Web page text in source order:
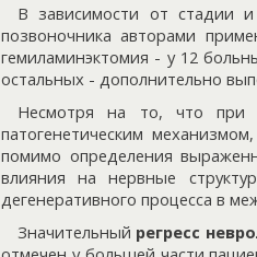
В зависимости от стадии и
позвоночника авторами
гемиламинэктомия - у 12
остальных - дополнительно
Несмотря на то, что при
патогенетическим
помимо определения
влияния на нервные
дегенеративного процесса в
Значительный регресс